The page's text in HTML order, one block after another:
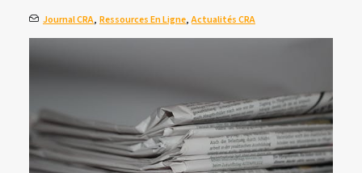
Journal CRA, Ressources En Ligne, Actualités CRA